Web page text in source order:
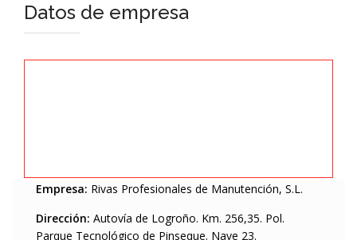
Datos de empresa
Empresa: Rivas Profesionales de Manutención, S.L.
Dirección: Autovía de Logroño. Km. 256,35. Pol.
Parque Tecnológico de Pinseque. Nave 23.